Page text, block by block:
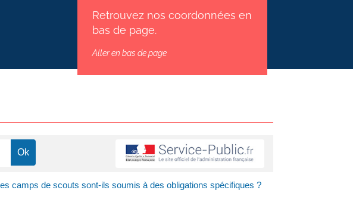
Retrouvez nos coordonnées en
bas de page.
Aller en bas de page
camps de scouts sont-ils soumis à des obligations spécifiques ?